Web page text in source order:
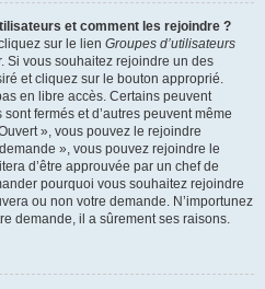
et comment les rejoindre ?
sur le lien Groupes d’utilisateurs
Si vous souhaitez rejoindre un des
et cliquez sur le bouton approprié.
en libre accès. Certains peuvent
fermés et d’autres peuvent même
», vous pouvez le rejoindre
», vous pouvez rejoindre le
d’être approuvée par un chef de
pourquoi vous souhaitez rejoindre
ou non votre demande. N’importunez
demande, il a sûrement ses raisons.